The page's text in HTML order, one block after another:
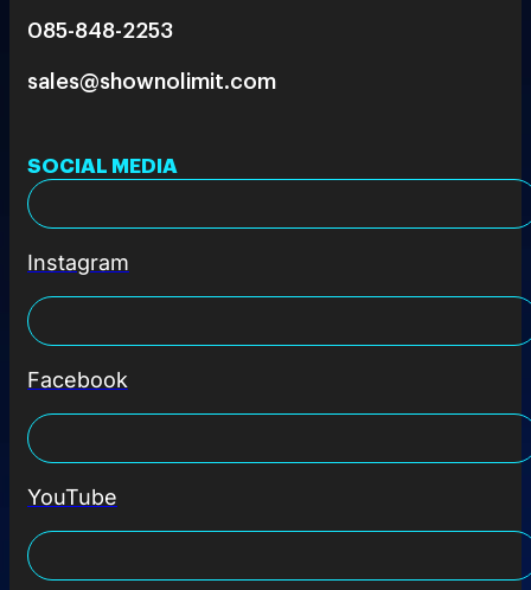
085-848-2253
sales@shownolimit.com
SOCIAL MEDIA
Instagram
Facebook
YouTube